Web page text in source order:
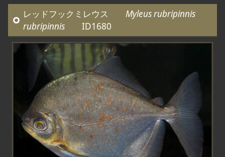
レッドフックミレウス Myleus rubripinnis
rubripinnis ID1680